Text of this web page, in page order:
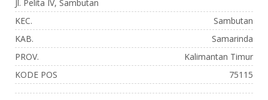
Jl. Pelita IV, Sambutan
KEC.
Sambutan
KAB.
Samarinda
PROV.
Kalimantan Timur
KODE POS
75115